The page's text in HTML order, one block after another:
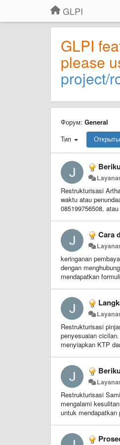
GLPI
GLPI
please
project/
Форум: General
Тип
Restrukturisasi
waktu atau
085199756508,
Cara
keringanan
dengan
mendapatkan
Restrukturisasi
penyesuaian
menyiapkan KTP
Restrukturisasi
mengalami
untuk mendapatkan